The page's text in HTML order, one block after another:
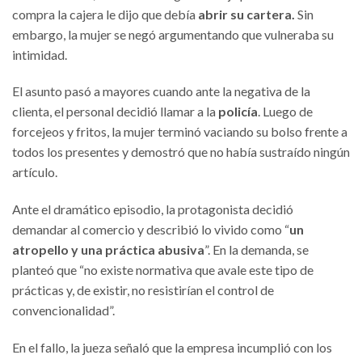
compra la cajera le dijo que debía abrir su cartera. Sin
embargo, la mujer se negó argumentando que vulneraba su
intimidad.
El asunto pasó a mayores cuando ante la negativa de la
clienta, el personal decidió llamar a la policía. Luego de
forcejeos y fritos, la mujer terminó vaciando su bolso frente a
todos los presentes y demostró que no había sustraído ningún
artículo.
Ante el dramático episodio, la protagonista decidió
demandar al comercio y describió lo vivido como “un
atropello y una práctica abusiva”. En la demanda, se
planteó que “no existe normativa que avale este tipo de
prácticas y, de existir, no resistirían el control de
convencionalidad”.
En el fallo, la jueza señaló que la empresa incumplió con los